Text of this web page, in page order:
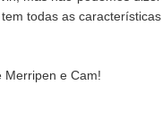
todas as características
Merripen e Cam!